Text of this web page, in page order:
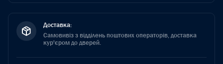
Доставка:
Самовивіз з відділень поштових операторів, доставка
кур'єром до дверей.